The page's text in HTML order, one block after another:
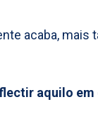
acaba, mais
aquilo em